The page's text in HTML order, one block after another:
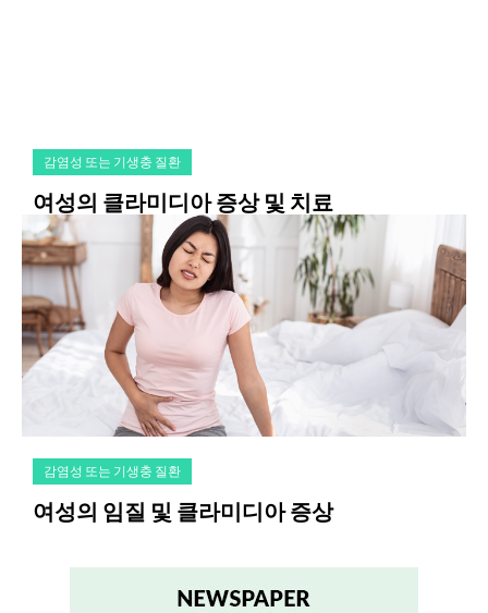
감염성 또는 기생충 질환
여성의 클라미디아 증상 및 치료
감염성 또는 기생충 질환
여성의 임질 및 클라미디아 증상